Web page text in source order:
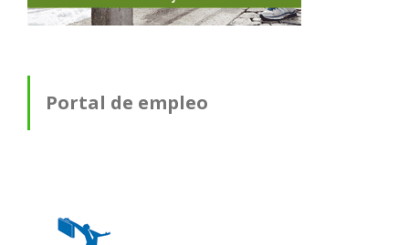
Portal de empleo